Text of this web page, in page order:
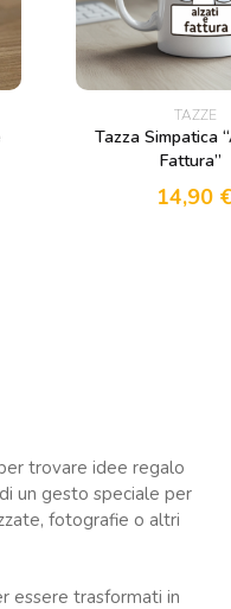
TAZZE
Tazza Simpatica
Fattura”
14,90
trovare idee regalo
un gesto speciale per
fotografie o altri
essere trasformati in